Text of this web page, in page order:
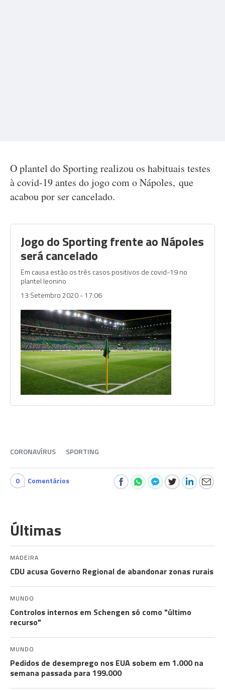
O plantel do Sporting realizou os habituais testes
à covid-19 antes do jogo com o Nápoles, que
acabou por ser cancelado.
Jogo do Sporting frente ao Nápoles
será cancelado
Em causa estão os três casos positivos de covid-19 no
plantel leonino
13 Setembro 2020 - 17:06
CORONAVÍRUS SPORTING
0 Comentários
Últimas
MADEIRA
CDU acusa Governo Regional de abandonar zonas rurais
MUNDO
Controlos internos em Schengen só como "último
recurso"
MUNDO
Pedidos de desemprego nos EUA sobem em 1.000 na
semana passada para 199.000